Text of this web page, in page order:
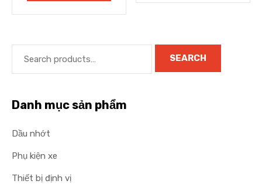
SEARCH
Danh mục sản phẩm
Dầu nhớt
Phụ kiện xe
Thiết bị định vị